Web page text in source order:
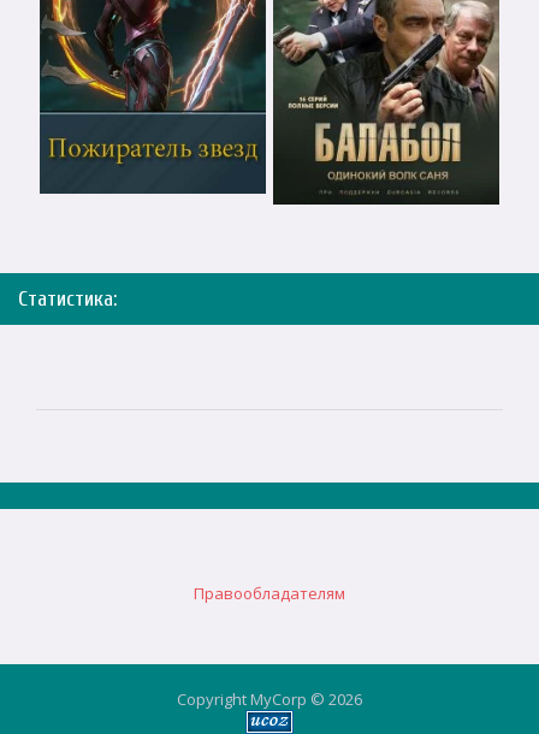
Статистика:
Правообладателям
Copyright MyCorp © 2026